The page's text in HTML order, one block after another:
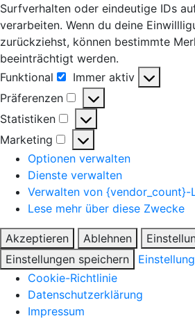
Surfverhalten oder eindeutige IDs
verarbeiten. Wenn du deine
zurückziehst, können bestimmte
beeinträchtigt werden.
Funktional
Immer aktiv
Präferenzen
Statistiken
Marketing
Optionen verwalten
Dienste verwalten
Verwalten von {vendor_count}-
Lese mehr über diese Zwecke
Akzeptieren Ablehnen
Einstellungen speichern
Cookie-Richtlinie
Datenschutzerklärung
Impressum